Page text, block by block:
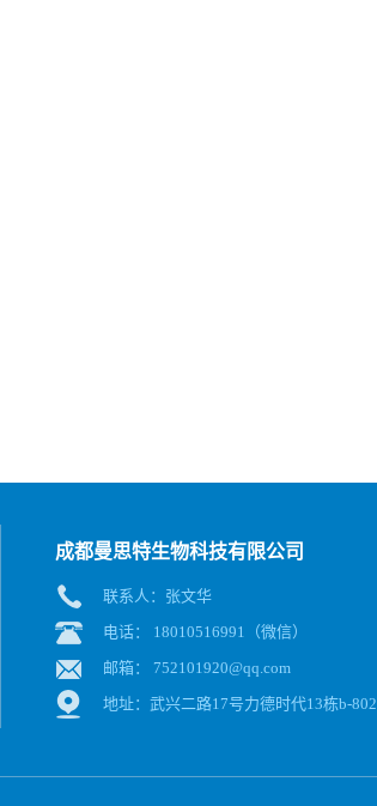
成都曼思特生物科技有限公司
联系人：张文华
电话： 18010516991（微信）
邮箱： 752101920@qq.com
地址：武兴二路17号力德时代13栋b-802